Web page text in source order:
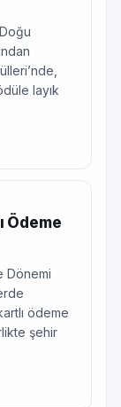
layık
Ödeme
Dönemi
ödeme
şehir